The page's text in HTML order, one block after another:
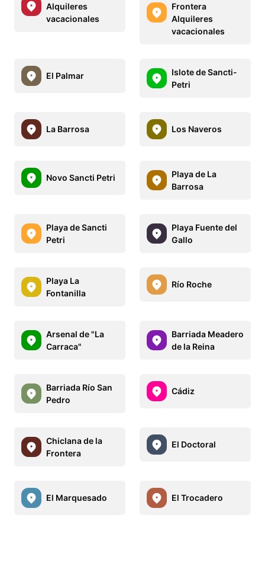
Alquileres
vacacionales
Frontera
Alquileres
vacacionales
El Palmar
Islote de Sancti-
Petri
La Barrosa Los Naveros
Novo Sancti Petri
Playa de La
Barrosa
Playa de Sancti
Petri
Playa Fuente del
Gallo
Playa La
Fontanilla
Río Roche
Arsenal de "La
Carraca"
Barriada Meadero
de la Reina
Barriada Río San
Pedro
Cádiz
Chiclana de la
Frontera
El Doctoral
El Marquesado El Trocadero